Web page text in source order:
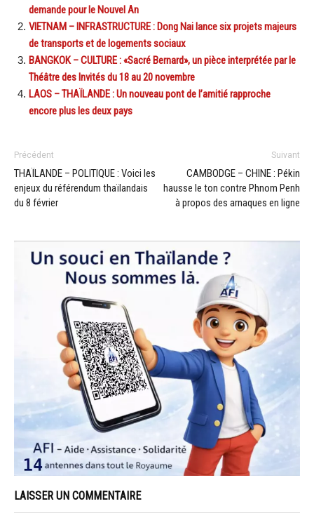
demande pour le Nouvel An
VIETNAM – INFRASTRUCTURE : Dong Nai lance six projets majeurs
de transports et de logements sociaux
BANGKOK – CULTURE : «Sacré Bernard», un pièce interprétée par le
Théâtre des Invités du 18 au 20 novembre
LAOS – THAÏLANDE : Un nouveau pont de l’amitié rapproche
encore plus les deux pays
Précédent
THAÏLANDE – POLITIQUE : Voici les
enjeux du référendum thaïlandais
du 8 février
Suivant
CAMBODGE – CHINE : Pékin
hausse le ton contre Phnom Penh
à propos des arnaques en ligne
LAISSER UN COMMENTAIRE